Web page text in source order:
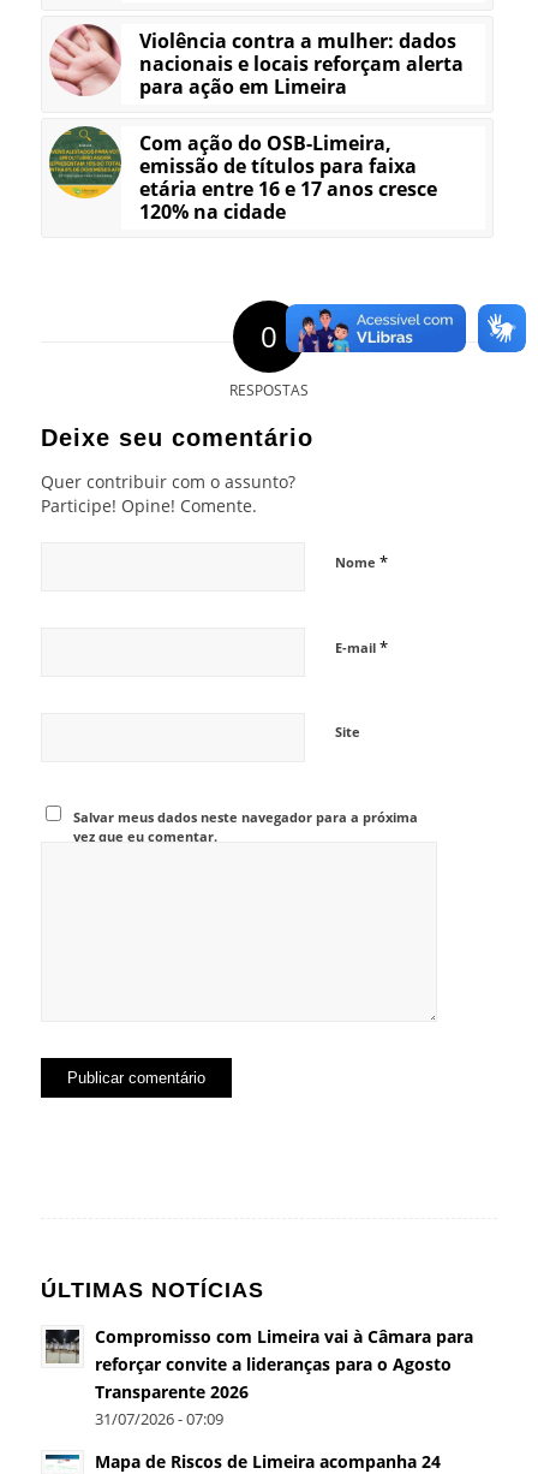
Violência contra a mulher: dados
nacionais e locais reforçam alerta
para ação em Limeira
Com ação do OSB-Limeira,
emissão de títulos para faixa
etária entre 16 e 17 anos cresce
120% na cidade
0
RESPOSTAS
Deixe seu comentário
Quer contribuir com o assunto?
Participe! Opine! Comente.
Nome *
E-mail *
Site
Salvar meus dados neste navegador para a próxima
vez que eu comentar.
ÚLTIMAS NOTÍCIAS
Compromisso com Limeira vai à Câmara para
reforçar convite a lideranças para o Agosto
Transparente 2026
31/07/2026 - 07:09
Mapa de Riscos de Limeira acompanha 24